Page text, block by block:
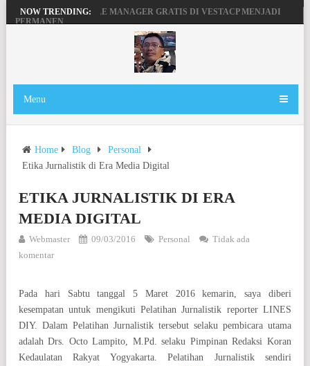
NOW TRENDING:
MENGAKTIFKAN FILE MANAGER GRATIS DI VESTACP MENJADI
PERMANEN
PENGERTIAN DOMAIN, SERVER DAN HOSTING
BEKERJA, BERMAIN DENGAN LAPTOP HP PAVILION X360
Menu
Home Blog
Personal
Etika Jurnalistik di Era Media Digital
ETIKA JURNALISTIK DI ERA
MEDIA DIGITAL
Webmaster 09/03/2016 Personal
Tidak ada
komentar
Pada hari Sabtu tanggal 5 Maret 2016 kemarin, saya diberi
kesempatan untuk mengikuti Pelatihan Jurnalistik reporter LINES
DIY. Dalam Pelatihan Jurnalistik tersebut selaku pembicara utama
adalah Drs. Octo Lampito, M.Pd. selaku Pimpinan Redaksi Koran
Kedaulatan Rakyat Yogyakarta. Pelatihan Jurnalistik sendiri